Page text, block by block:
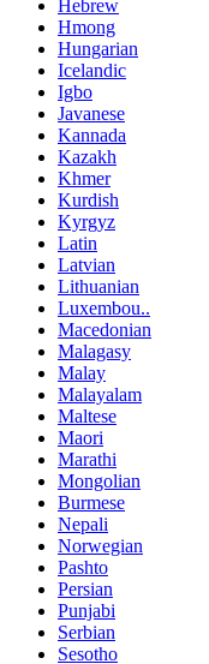
Hebrew
Hmong
Hungarian
Icelandic
Igbo
Javanese
Kannada
Kazakh
Khmer
Kurdish
Kyrgyz
Latin
Latvian
Lithuanian
Luxembou..
Macedonian
Malagasy
Malay
Malayalam
Maltese
Maori
Marathi
Mongolian
Burmese
Nepali
Norwegian
Pashto
Persian
Punjabi
Serbian
Sesotho